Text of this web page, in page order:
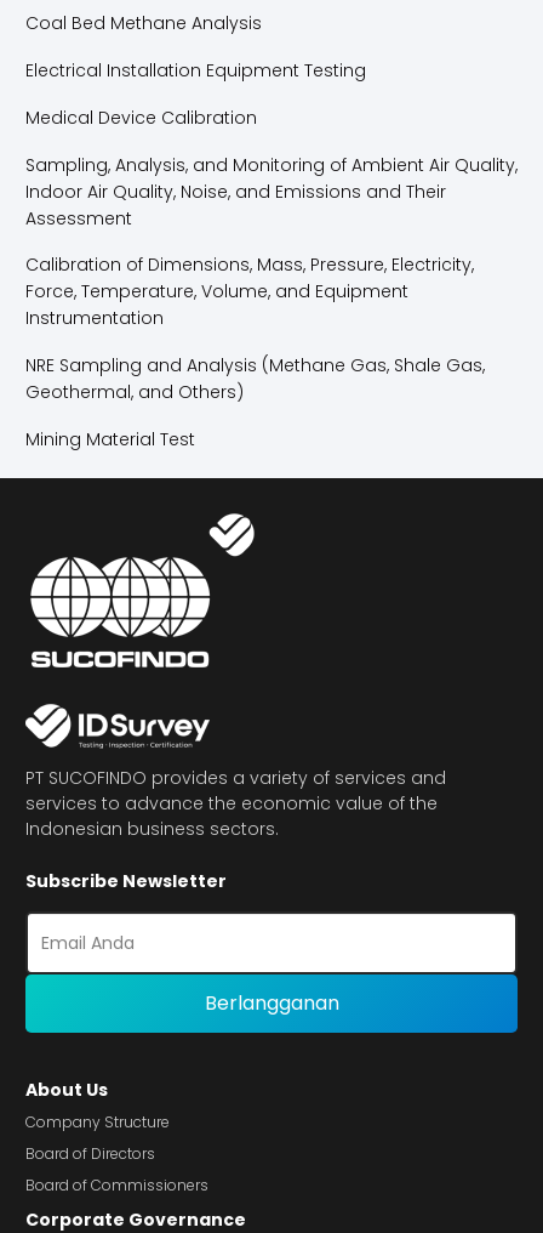
Coal Bed Methane Analysis
Electrical Installation Equipment Testing
Medical Device Calibration
Sampling, Analysis, and Monitoring of Ambient Air Quality,
Indoor Air Quality, Noise, and Emissions and Their
Assessment
Calibration of Dimensions, Mass, Pressure, Electricity,
Force, Temperature, Volume, and Equipment
Instrumentation
NRE Sampling and Analysis (Methane Gas, Shale Gas,
Geothermal, and Others)
Mining Material Test
PT SUCOFINDO provides a variety of services and
services to advance the economic value of the
Indonesian business sectors.
Subscribe Newsletter
About Us
Company Structure
Board of Directors
Board of Commissioners
Corporate Governance